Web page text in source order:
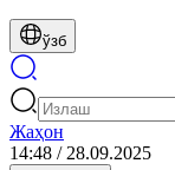
ўзб
Жаҳон
14:48 / 28.09.2025